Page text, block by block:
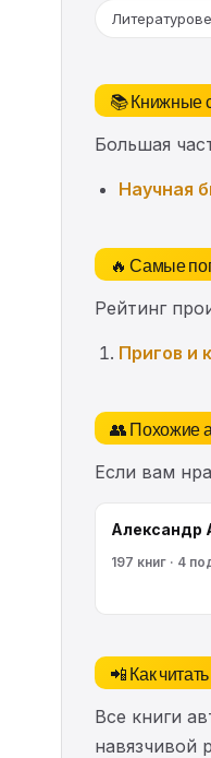
📚 Книжные
Большая
Научная
🔥 Самые
Рейтинг
Пригов и
👥 Похожие
Если вам
Александр
197 книг · 4
📲 Как
Все книги
навязчивой